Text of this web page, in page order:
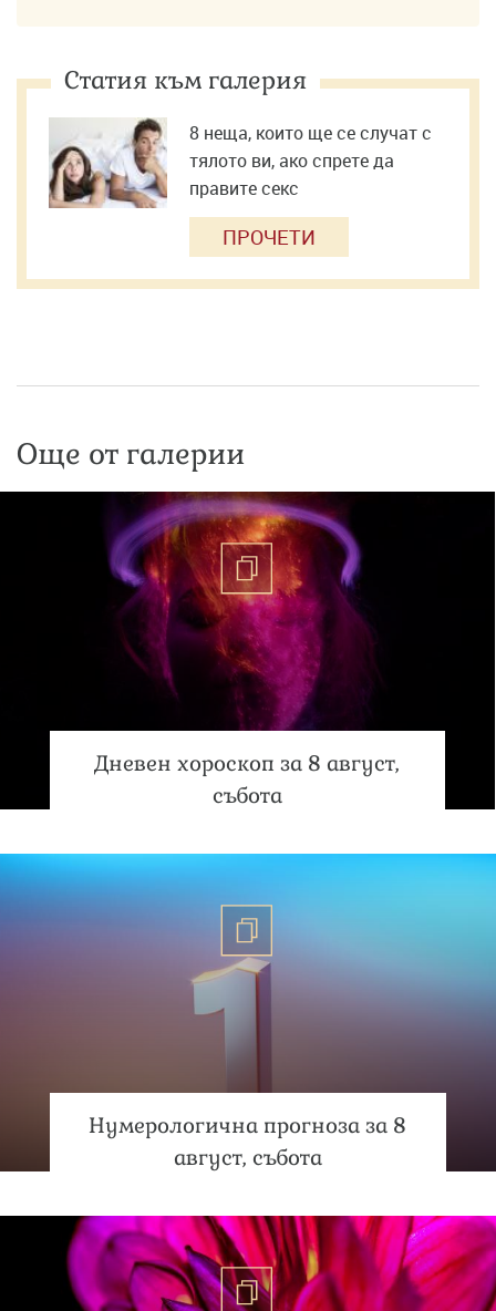
Статия към галерия
8 неща, които ще се случат с
тялото ви, ако спрете да
правите секс
ПРОЧЕТИ
Още от галерии
Дневен хороскоп за 8 август,
събота
Нумерологична прогноза за 8
август, събота